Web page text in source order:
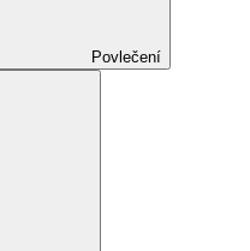
Povlečení